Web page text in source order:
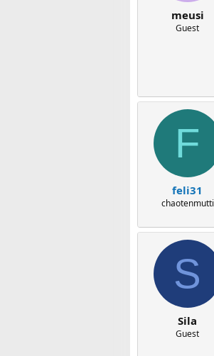
meusi
Guest
F
feli31
chaotenmutti
S
Sila
Guest